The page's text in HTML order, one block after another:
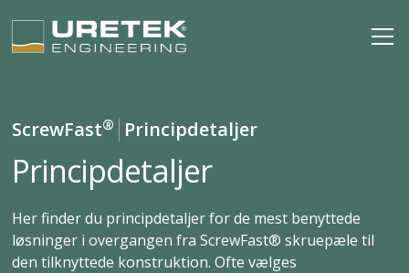
ScrewFast® Principdetaljer
Principdetaljer
Her finder du principdetaljer for de mest benyttede
løsninger i overgangen fra ScrewFast® skruepæle til
den tilknyttede konstruktion. Ofte vælges